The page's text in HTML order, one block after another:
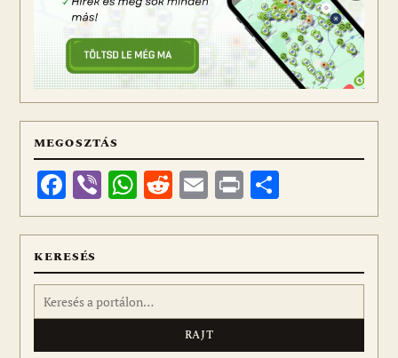
MEGOSZTÁS
Facebook
ViberWhatsApp
Reddit
Email
Print
meg
KERESÉS
Keresés: